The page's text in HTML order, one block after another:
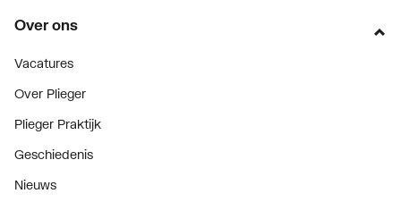
Over ons
Vacatures
Over Plieger
Plieger Praktijk
Geschiedenis
Nieuws